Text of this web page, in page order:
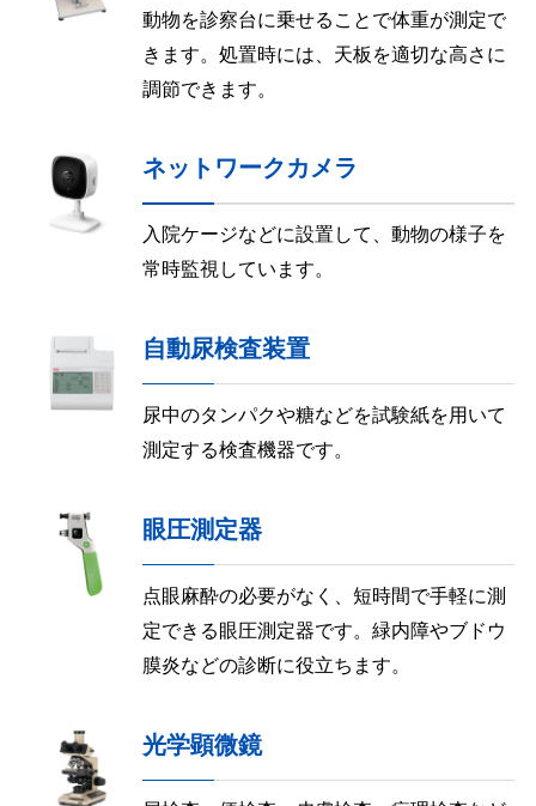
動物を診察台に乗せることで体重が測定で
きます。処置時には、天板を適切な高さに
調節できます。
ネットワークカメラ
入院ケージなどに設置して、動物の様子を
常時監視しています。
自動尿検査装置
尿中のタンパクや糖などを試験紙を用いて
測定する検査機器です。
眼圧測定器
点眼麻酔の必要がなく、短時間で手軽に測
定できる眼圧測定器です。緑内障やブドウ
膜炎などの診断に役立ちます。
光学顕微鏡